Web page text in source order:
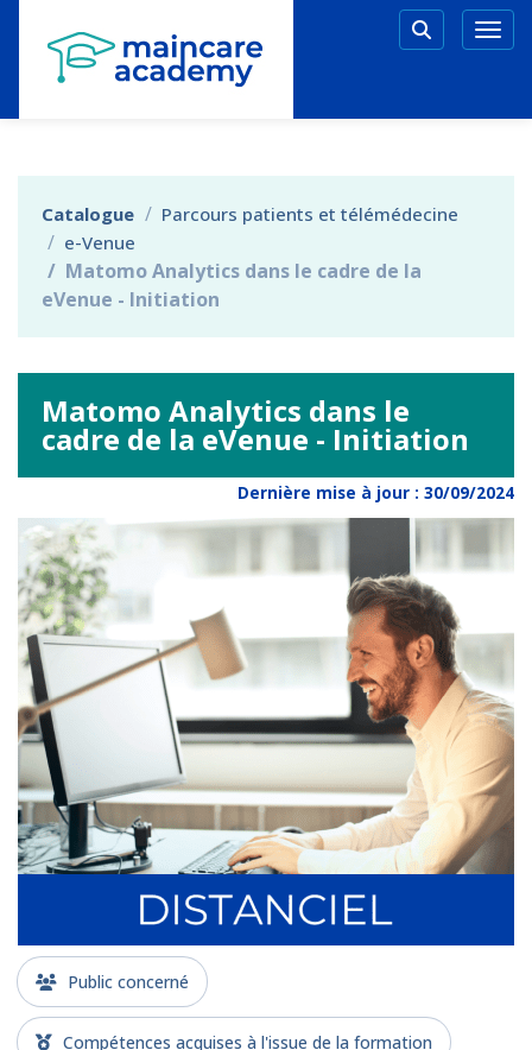
Aller au menu principal
Aller au contenu principal
Personnaliser l'interface
Catalogue
Parcours patients et télémédecine
e-Venue
Matomo Analytics dans le cadre de la
eVenue - Initiation
Matomo Analytics dans le
cadre de la eVenue - Initiation
Dernière mise à jour : 30/09/2024
Public concerné
Compétences acquises à l'issue de la formation